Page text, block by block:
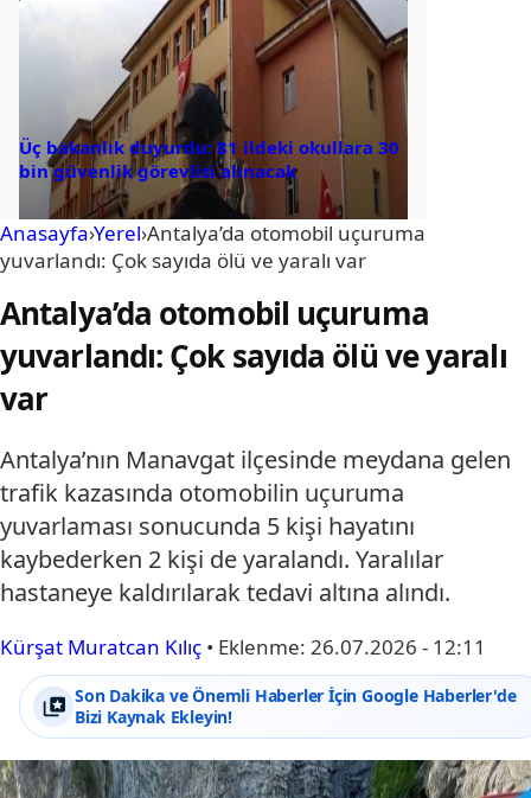
Üç bakanlık duyurdu: 81 ildeki okullara 30
bin güvenlik görevlisi alınacak
Anasayfa›Yerel›Antalya’da otomobil uçuruma
yuvarlandı: Çok sayıda ölü ve yaralı var
Antalya’da otomobil uçuruma
yuvarlandı: Çok sayıda ölü ve yaralı
var
Antalya’nın Manavgat ilçesinde meydana gelen
trafik kazasında otomobilin uçuruma
yuvarlaması sonucunda 5 kişi hayatını
kaybederken 2 kişi de yaralandı. Yaralılar
hastaneye kaldırılarak tedavi altına alındı.
Kürşat Muratcan Kılıç • Eklenme: 26.07.2026 - 12:11
Son Dakika ve Önemli Haberler İçin Google Haberler'de
Bizi Kaynak Ekleyin!